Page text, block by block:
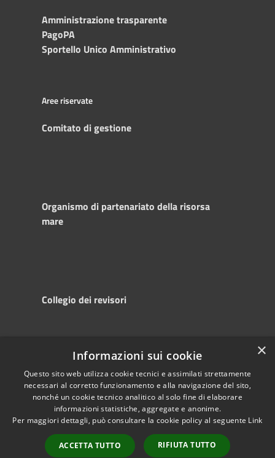
Amministrazione trasparente
PagoPA
Sportello Unico Amministrativo
Aree riservate
Comitato di gestione
Organismo di partenariato della risorsa
mare
Collegio dei revisori
Accessibility
Privacy
Cookie
Sitemap
Copyright © 2025
Autorità di
Sistema Portuale
del Mare Adriatico
Centrale
Powered by
Municipium
×
Informazioni sui cookie
Questo sito web utilizza cookie tecnici e assimilati strettamente
necessari al corretto funzionamento e alla navigazione del sito,
nonché un cookie tecnico analitico al solo fine di elaborare
informazioni statistiche, aggregate e anonime.
Per maggiori dettagli, può consultare la cookie policy al seguente Link
ACCETTA TUTTO RIFIUTA TUTTO